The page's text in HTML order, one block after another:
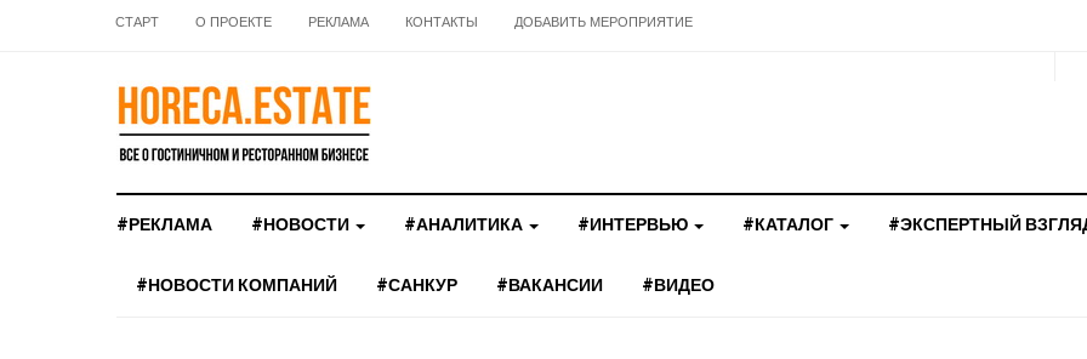
СТАРТ О ПРОЕКТЕ РЕКЛАМА КОНТАКТЫ ДОБАВИТЬ МЕРОПРИЯТИЕ
#РЕКЛАМА #НОВОСТИ #АНАЛИТИКА #ИНТЕРВЬЮ #КАТАЛОГ #ЭКСПЕРТНЫЙ
#НОВОСТИ КОМПАНИЙ #САНКУР #ВАКАНСИИ #ВИДЕО